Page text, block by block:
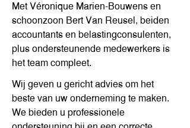
Met Véronique Marien-Bouwens en
schoonzoon Bert Van Reusel, beiden
accountants en belastingconsulenten,
plus ondersteunende medewerkers is
het team compleet.
Wij geven u gericht advies om het
beste van uw onderneming te maken.
We bieden u professionele